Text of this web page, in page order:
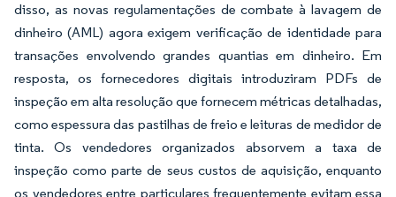
disso, as novas regulamentações de combate à lavagem de
dinheiro (AML) agora exigem verificação de identidade para
transações envolvendo grandes quantias em dinheiro. Em
resposta, os fornecedores digitais introduziram PDFs de
inspeção em alta resolução que fornecem métricas detalhadas,
como espessura das pastilhas de freio e leituras de medidor de
tinta. Os vendedores organizados absorvem a taxa de
inspeção como parte de seus custos de aquisição, enquanto
os vendedores entre particulares frequentemente evitam essa